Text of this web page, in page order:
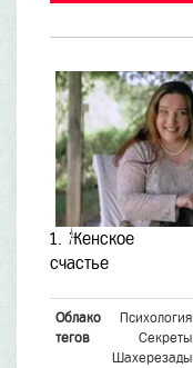
1. Женское
счастье
Облако
тегов
Психология
Секреты
Шахерезады